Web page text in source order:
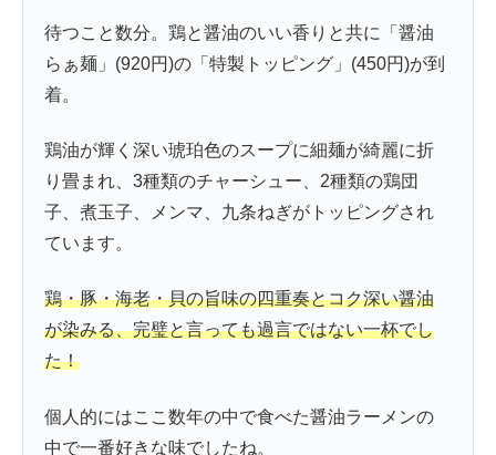
待つこと数分。鶏と醤油のいい香りと共に「醤油
らぁ麺」(920円)の「特製トッピング」(450円)が到
着。
鶏油が輝く深い琥珀色のスープに細麺が綺麗に折
り畳まれ、3種類のチャーシュー、2種類の鶏団
子、煮玉子、メンマ、九条ねぎがトッピングされ
ています。
鶏・豚・海老・貝の旨味の四重奏とコク深い醤油
が染みる、完璧と言っても過言ではない一杯でし
た！
個人的にはここ数年の中で食べた醤油ラーメンの
中で一番好きな味でしたね。